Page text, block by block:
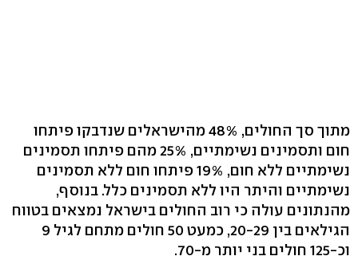
מתוך סך החולים, 48% מהישראלים שנדבקו פיתחו
חום ותסמינים נשימתיים, 25% מהם פיתחו תסמינים
נשימתיים ללא חום, 19% פיתחו חום ללא תסמינים
נשימתיים והיתר היו ללא תסמינים כלל. בנוסף,
מהנתונים עולה כי רוב החולים בישראל נמצאים בטווח
הגילאים בין 20-29, כמעט 50 חולים מתחם לגיל 9
וכ-125 חולים בני יותר מ-70.